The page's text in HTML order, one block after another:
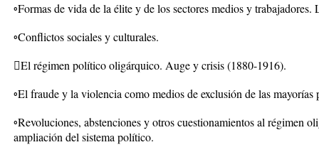
◦Formas de vida de la élite y de los sectores medios y
◦Conflictos sociales y culturales.
El régimen político oligárquico. Auge y crisis (1880-1916).
◦El fraude y la violencia como medios de exclusión de las
◦Revoluciones, abstenciones y otros cuestionamientos al régimen
ampliación del sistema político.